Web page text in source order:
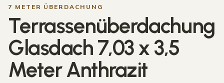
7 METER ÜBERDACHUNG
Terrassenüberdachung
Glasdach 7,03 x 3,5
Meter Anthrazit